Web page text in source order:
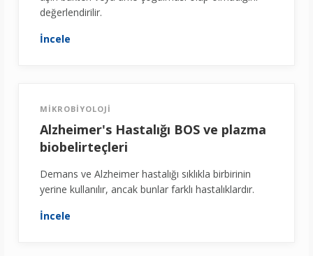
değerlendirilir.
İncele
MİKROBİYOLOJİ
Alzheimer's Hastalığı BOS ve plazma
biobelirteçleri
Demans ve Alzheimer hastalığı sıklıkla birbirinin
yerine kullanılır, ancak bunlar farklı hastalıklardır.
İncele